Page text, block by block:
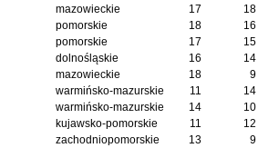
mazowieckie 17
18
pomorskie 18
16
pomorskie 17
15
dolnośląskie 16
14
mazowieckie 18
9
warmińsko-mazurskie 11
14
warmińsko-mazurskie 14
10
kujawsko-pomorskie 11
12
zachodniopomorskie 13
9